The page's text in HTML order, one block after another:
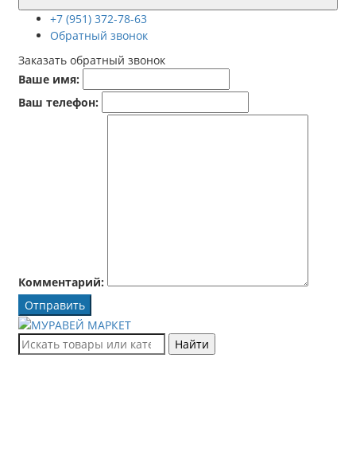
+7 (951) 372-78-63
Обратный звонок
Заказать обратный звонок
Ваше имя:
Ваш телефон:
Комментарий:
Отправить
Найти